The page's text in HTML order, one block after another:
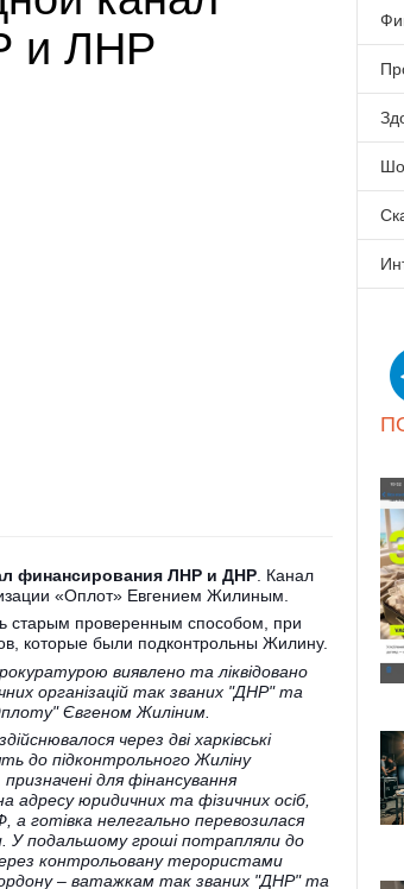
и ЛНР
финансирования ЛНР и ДНР . Канал
«Оплот» Евгением Жилиным.
старым проверенным способом, при
которые были подконтрольны Жилину.
виявлено та ліквідовано
організацій так званих "ДНР" та
Євгеном Жиліним.
через дві харківські
до підконтрольного Жиліну
для фінансування
адресу юридичних та фізичних осіб,
а готівка нелегально перевозилася
У подальшому гроші потрапляли до
контрольовану терористами
кордону – ватажкам так званих "ДНР" та